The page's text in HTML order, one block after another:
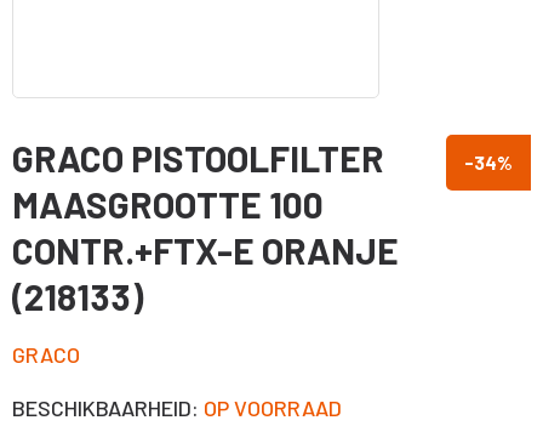
-34%
GRACO PISTOOLFILTER
MAASGROOTTE 100
CONTR.+FTX-E ORANJE
(218133)
GRACO
BESCHIKBAARHEID: OP VOORRAAD